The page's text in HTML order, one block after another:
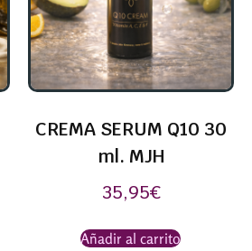
CREMA SERUM Q10 30
ml. MJH
35,95€
Añadir al carrito